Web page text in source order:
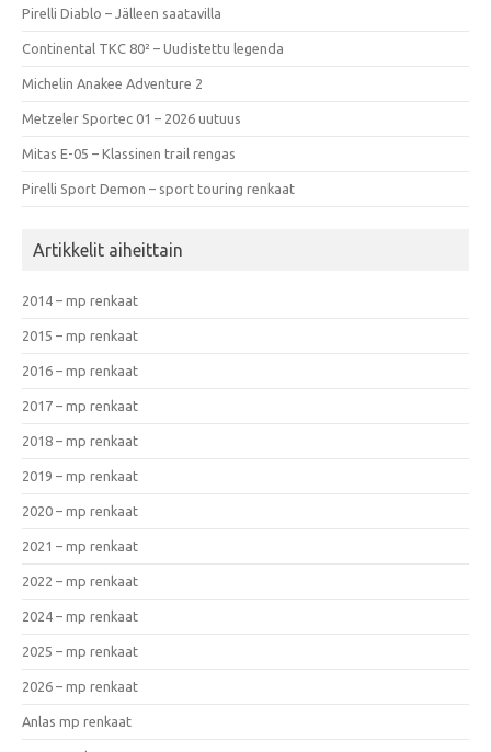
Pirelli Diablo – Jälleen saatavilla
Continental TKC 80² – Uudistettu legenda
Michelin Anakee Adventure 2
Metzeler Sportec 01 – 2026 uutuus
Mitas E-05 – Klassinen trail rengas
Pirelli Sport Demon – sport touring renkaat
Artikkelit aiheittain
2014 – mp renkaat
2015 – mp renkaat
2016 – mp renkaat
2017 – mp renkaat
2018 – mp renkaat
2019 – mp renkaat
2020 – mp renkaat
2021 – mp renkaat
2022 – mp renkaat
2024 – mp renkaat
2025 – mp renkaat
2026 – mp renkaat
Anlas mp renkaat